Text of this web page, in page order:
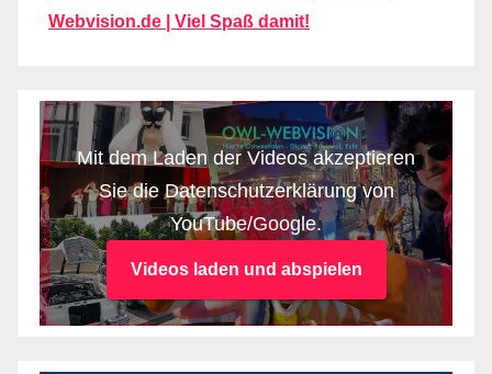
Webvision.de | Viel Spaß damit!
Mit dem Laden der Videos akzeptieren
Sie die Datenschutzerklärung von
YouTube/Google.
Videos laden und abspielen